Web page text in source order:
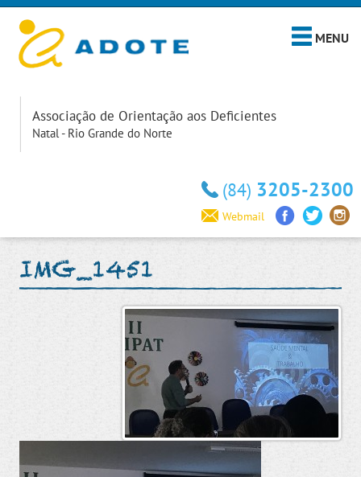
MENU
Associação de Orientação aos Deficientes
Natal - Rio Grande do Norte
(84) 3205-2300
Webmail
IMG_1451